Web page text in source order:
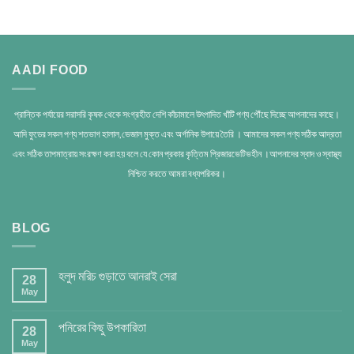
AADI FOOD
প্রান্তিক পর্যায়ের সরাসরি কৃষক থেকে সংগ্রহীত দেশি কাঁচামালে উৎপাদিত খাঁটি পণ্য পৌঁছে দিচ্ছে আপনাদের কাছে।
আদি ফুডের সকল পণ্য শতভাগ হালাল,ভেজাল মুক্ত এবং অর্গানিক উপায়ে তৈরি । আমাদের সকল পণ্য সঠিক আদ্রতা
এবং সঠিক তাপমাত্রায় সংরক্ষণ করা হয় বলে যে কোন প্রকার কৃত্তিম প্রিজারভেটিভহীন ।আপনাদের স্বাদ ও স্বাস্থ্য
নিশ্চিত করতে আমরা বধ্যপরিকর।
BLOG
28
May
হলুদ মরিচ গুড়াতে আনরাই সেরা
28
May
পনিরের কিছু উপকারিতা